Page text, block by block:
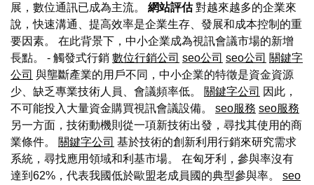
展，數位通訊已成為主流。 網站評估對越來越多的企業來
說，快速溝通、提高效率是企業生存、發展和成本控制的重
要因素。 在此背景下，中小企業成為視訊會議市場的新增
長點。 - 觸發式行銷 數位行銷公司 seo公司 seo公司 關鍵字
公司 與壟斷產業的用戶不同，中小企業的特徵是資金資源
少、缺乏專業技術人員、會議頻率低。 關鍵字公司 因此，
不可能投入大量資金購買視訊會議設備。 seo服務 seo服務
另一方面，技術動機則從一項新技術出發，尋找其使用的商
業條件。 關鍵字公司 基於技術的創新利用行銷來研究需求
系統，尋找應用領域和利基市場。 在匈牙利，參與率沒有
達到62%，代表我國低於歐盟老成員國的典型參與率。 seo